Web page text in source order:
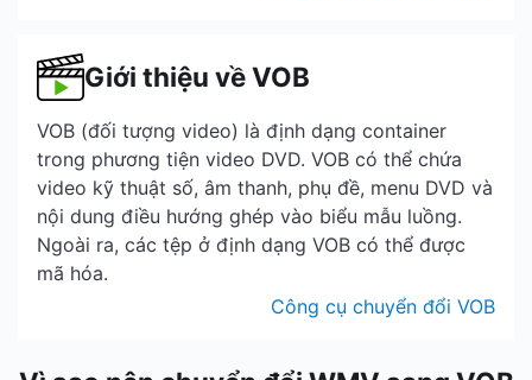
Giới thiệu về VOB
VOB (đối tượng video) là định dạng container
trong phương tiện video DVD. VOB có thể chứa
video kỹ thuật số, âm thanh, phụ đề, menu DVD và
nội dung điều hướng ghép vào biểu mẫu luồng.
Ngoài ra, các tệp ở định dạng VOB có thể được
mã hóa.
Công cụ chuyển đổi VOB